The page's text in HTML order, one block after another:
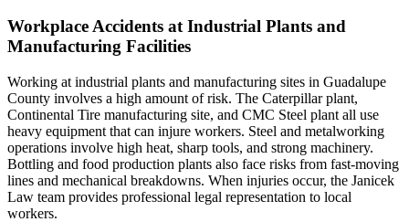
Workplace Accidents at Industrial Plants and
Manufacturing Facilities
Working at industrial plants and manufacturing sites in Guadalupe
County involves a high amount of risk. The Caterpillar plant,
Continental Tire manufacturing site, and CMC Steel plant all use
heavy equipment that can injure workers. Steel and metalworking
operations involve high heat, sharp tools, and strong machinery.
Bottling and food production plants also face risks from fast-moving
lines and mechanical breakdowns. When injuries occur, the Janicek
Law team provides professional legal representation to local
workers.